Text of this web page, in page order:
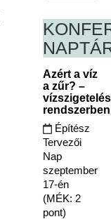
Azért a víz
a zűr? –
Építész
Tervezői
Nap
szeptember
17-én
(MÉK: 2
pont)